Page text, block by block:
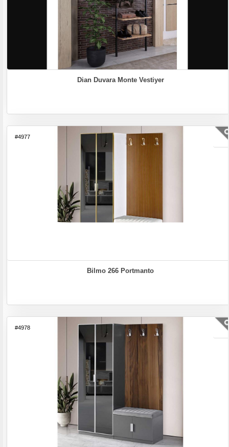
Dian Duvara Monte Vestiyer
#4977
Bilmo 266 Portmanto
#4978